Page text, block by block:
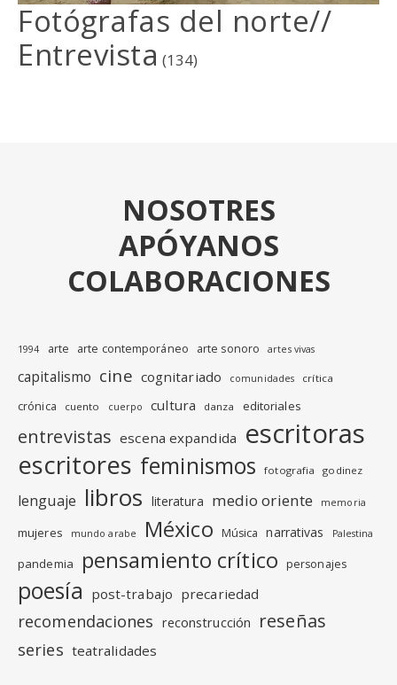
Fotógrafas del norte//
Entrevista (134)
NOSOTRES
APÓYANOS
COLABORACIONES
1994 arte arte contemporáneo arte sonoro artes vivas
capitalismo cine cognitariado comunidades crítica
crónica cuento cuerpo cultura danza editoriales
entrevistas escena expandida escritoras
escritores feminismos fotografia godinez
lenguaje libros literatura medio oriente memoria
mujeres mundo arabe México Música narrativas Palestina
pandemia pensamiento crítico personajes
poesía post-trabajo precariedad
recomendaciones reconstrucción reseñas
series teatralidades